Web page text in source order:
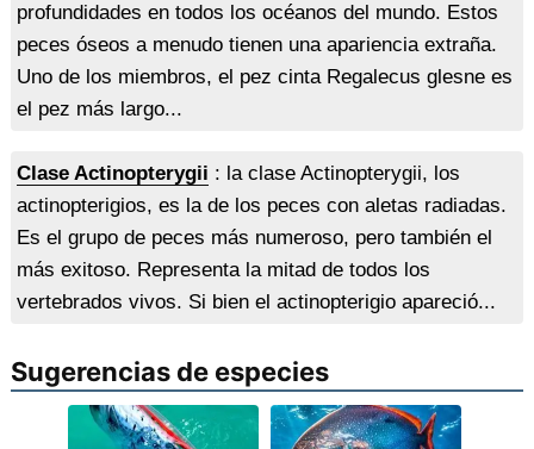
profundidades en todos los océanos del mundo. Estos
peces óseos a menudo tienen una apariencia extraña.
Uno de los miembros, el pez cinta Regalecus glesne es
el pez más largo...
Clase Actinopterygii : la clase Actinopterygii, los
actinopterigios, es la de los peces con aletas radiadas.
Es el grupo de peces más numeroso, pero también el
más exitoso. Representa la mitad de todos los
vertebrados vivos. Si bien el actinopterigio apareció...
Sugerencias de especies